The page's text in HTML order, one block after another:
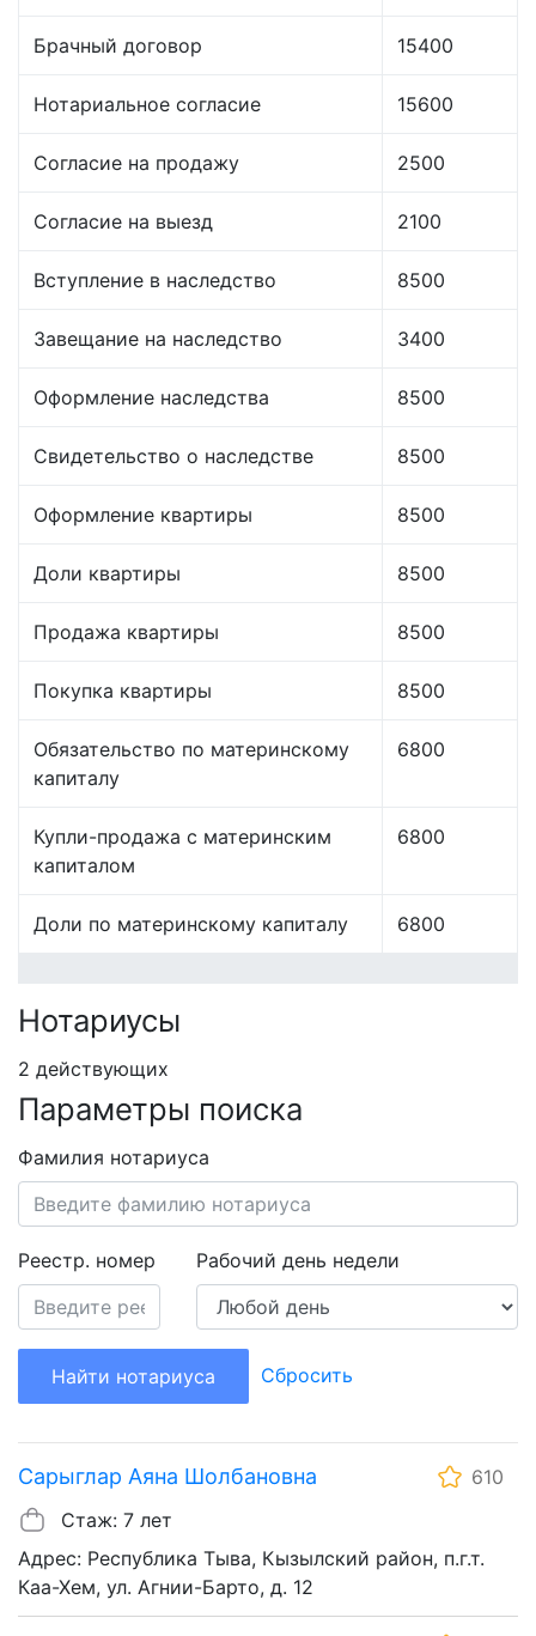
Брачный договор 15400
Нотариальное согласие 15600
Согласие на продажу 2500
Согласие на выезд 2100
Вступление в наследство 8500
Завещание на наследство 3400
Оформление наследства 8500
Свидетельство о наследстве 8500
Оформление квартиры 8500
Доли квартиры 8500
Продажа квартиры 8500
Покупка квартиры 8500
Обязательство по материнскому
капиталу
6800
Купли-продажа с материнским
капиталом
6800
Доли по материнскому капиталу 6800
Нотариусы
2 действующих
Параметры поиска
Фамилия нотариуса
Реестр. номер Рабочий день недели
Найти нотариуса Сбросить
Сарыглар Аяна Шолбановна
610
Стаж: 7 лет
Адрес: Республика Тыва, Кызылский район, п.г.т.
Каа-Хем, ул. Агнии-Барто, д. 12